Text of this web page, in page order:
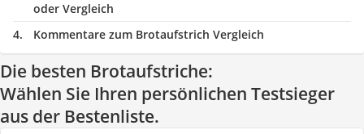
oder Vergleich
Kommentare zum Brotaufstrich Vergleich
Die besten Brotaufstriche:
Wählen Sie Ihren persönlichen Testsieger
aus der Bestenliste.